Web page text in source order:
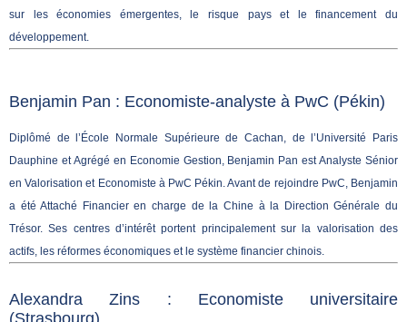
sur les économies émergentes, le risque pays et le financement du
développement.
Benjamin Pan : Economiste-analyste à PwC (Pékin)
Diplômé de l’École Normale Supérieure de Cachan, de l’Université Paris
Dauphine et Agrégé en Economie Gestion, Benjamin Pan est Analyste Sénior
en Valorisation et Economiste à PwC Pékin. Avant de rejoindre PwC, Benjamin
a été Attaché Financier en charge de la Chine à la Direction Générale du
Trésor. Ses centres d’intérêt portent principalement sur la valorisation des
actifs, les réformes économiques et le système financier chinois.
Alexandra Zins : Economiste universitaire
(Strasbourg)